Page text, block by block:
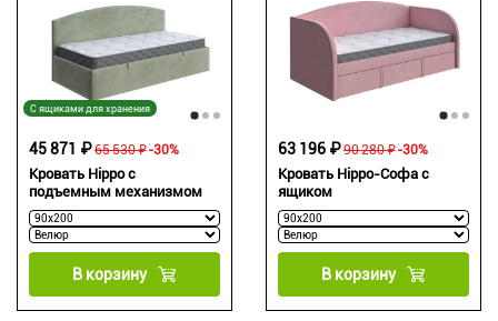
С ящиками для хранения
Кровать Hippo с
подъемным механизмом
65 530 ₽
45 871 ₽ -30%
В корзину
Кровать Hippo-Софа с
ящиком
90 280 ₽
63 196 ₽ -30%
В корзину